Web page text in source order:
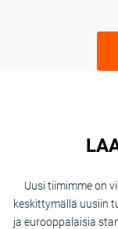
Uusi tiimimme on
keskittymällä uusiin
ja eurooppalaisia